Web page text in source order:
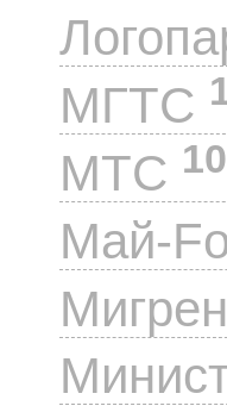
МГТС
МТС
Май-